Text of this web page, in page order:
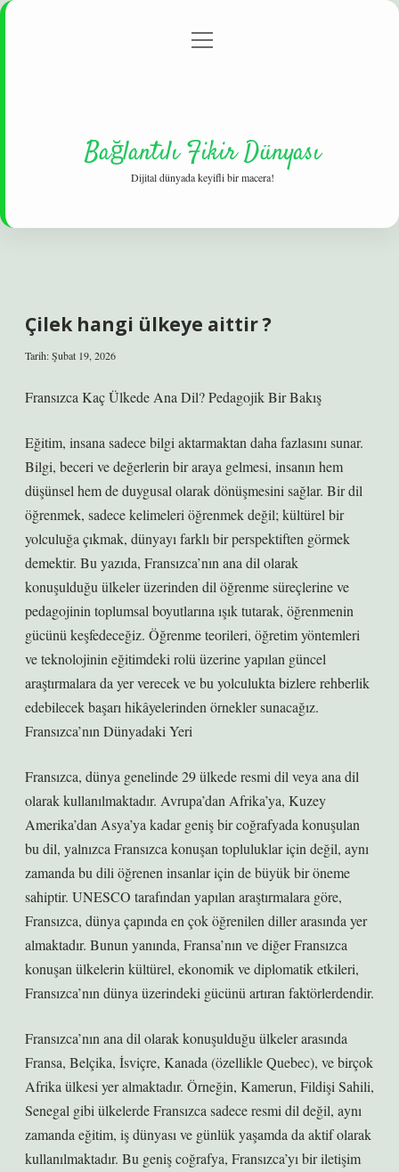
Gizlilik Politikası
menüyü
Bağlantılı Fikir Dünyası
Dijital dünyada keyifli bir macera!
Çilek hangi ülkeye aittir ?
Tarih: Şubat 19, 2026
Fransızca Kaç Ülkede Ana Dil? Pedagojik Bir Bakış
Eğitim, insana sadece bilgi aktarmaktan daha fazlasını sunar.
Bilgi, beceri ve değerlerin bir araya gelmesi, insanın hem
düşünsel hem de duygusal olarak dönüşmesini sağlar. Bir dil
öğrenmek, sadece kelimeleri öğrenmek değil; kültürel bir
yolculuğa çıkmak, dünyayı farklı bir perspektiften görmek
demektir. Bu yazıda, Fransızca’nın ana dil olarak
konuşulduğu ülkeler üzerinden dil öğrenme süreçlerine ve
pedagojinin toplumsal boyutlarına ışık tutarak, öğrenmenin
gücünü keşfedeceğiz. Öğrenme teorileri, öğretim yöntemleri
ve teknolojinin eğitimdeki rolü üzerine yapılan güncel
araştırmalara da yer verecek ve bu yolculukta bizlere rehberlik
edebilecek başarı hikâyelerinden örnekler sunacağız.
Fransızca’nın Dünyadaki Yeri
Fransızca, dünya genelinde 29 ülkede resmi dil veya ana dil
olarak kullanılmaktadır. Avrupa’dan Afrika’ya, Kuzey
Amerika’dan Asya’ya kadar geniş bir coğrafyada konuşulan
bu dil, yalnızca Fransızca konuşan topluluklar için değil, aynı
zamanda bu dili öğrenen insanlar için de büyük bir öneme
sahiptir. UNESCO tarafından yapılan araştırmalara göre,
Fransızca, dünya çapında en çok öğrenilen diller arasında yer
almaktadır. Bunun yanında, Fransa’nın ve diğer Fransızca
konuşan ülkelerin kültürel, ekonomik ve diplomatik etkileri,
Fransızca’nın dünya üzerindeki gücünü artıran faktörlerdendir.
Fransızca’nın ana dil olarak konuşulduğu ülkeler arasında
Fransa, Belçika, İsviçre, Kanada (özellikle Quebec), ve birçok
Afrika ülkesi yer almaktadır. Örneğin, Kamerun, Fildişi Sahili,
Senegal gibi ülkelerde Fransızca sadece resmi dil değil, aynı
zamanda eğitim, iş dünyası ve günlük yaşamda da aktif olarak
kullanılmaktadır. Bu geniş coğrafya, Fransızca’yı bir iletişim